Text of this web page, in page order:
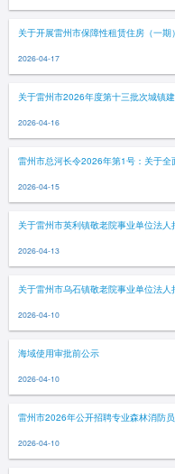
关于开展雷州市保障性租赁住房（一
2026-04-17
关于雷州市2026年度第十三批次城镇
2026-04-16
雷州市总河长令2026年第1号：关于全
2026-04-15
关于雷州市英利镇敬老院事业单位法
2026-04-13
关于雷州市乌石镇敬老院事业单位法
2026-04-10
海域使用审批前公示
2026-04-10
雷州市2026年公开招聘专业森林消防
2026-04-10